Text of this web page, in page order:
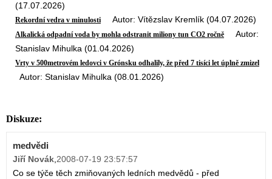
(17.07.2026)
Rekordní vedra v minulosti Autor: Vítězslav Kremlík (04.07.2026)
Alkalická odpadní voda by mohla odstranit miliony tun CO2 ročně Autor:
Stanislav Mihulka (01.04.2026)
Vrty v 500metrovém ledovci v Grónsku odhalily, že před 7 tisíci let úplně zmizel
Autor: Stanislav Mihulka (08.01.2026)
Diskuze:
medvědi
Jiří Novák,2008-07-19 23:57:57
Co se týče těch zmiňovaných ledních medvědů - před